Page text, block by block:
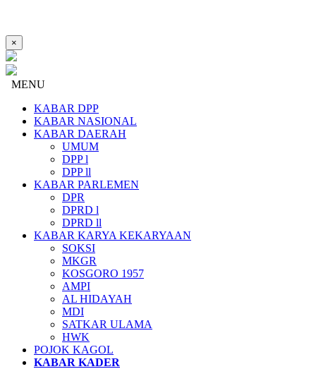
×
MENU
KABAR DPP
KABAR NASIONAL
KABAR DAERAH
UMUM
DPP l
DPP ll
KABAR PARLEMEN
DPR
DPRD l
DPRD ll
KABAR KARYA KEKARYAAN
SOKSI
MKGR
KOSGORO 1957
AMPI
AL HIDAYAH
MDI
SATKAR ULAMA
HWK
POJOK KAGOL
KABAR KADER